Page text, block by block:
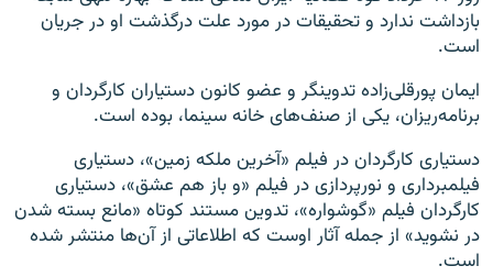
بازداشت ندارد و تحقیقات در مورد علت درگذشت او در جریان
است.
ایمان پورقلی‌زاده تدوینگر و عضو کانون دستیاران کارگردان و
برنامه‌ریزان، یکی از صنف‌های خانه سینما، بوده است.
دستیاری کارگردان در فیلم «آخرین ملکه زمین»، دستیاری
فیلمبرداری و نورپردازی در فیلم «و باز هم عشق»، دستیاری
کارگردان فیلم «گوشواره»، تدوین مستند کوتاه «مانع بسته شدن
در نشوید» از جمله آثار اوست که اطلاعاتی از آن‌ها منتشر شده
است.